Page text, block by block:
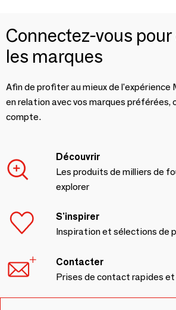
Connectez-vous
les marques
Afin de profiter au mieux de l'expérience
en relation avec vos marques préférées,
compte.
Découvrir
Les produits de milliers de
explorer
S'inspirer
Inspiration et sélections de
Contacter
Prises de contact rapides